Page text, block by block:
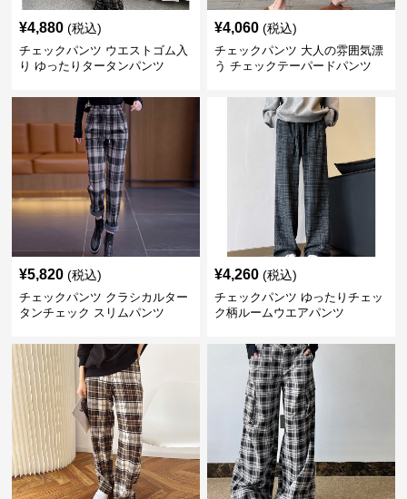
¥4,880 (税込)
チェックパンツ ウエストゴム入
り ゆったりタータンパンツ
¥4,060 (税込)
チェックパンツ 大人の雰囲気漂
う チェックテーパードパンツ
¥5,820 (税込)
チェックパンツ クラシカルター
タンチェック スリムパンツ
¥4,260 (税込)
チェックパンツ ゆったりチェッ
ク柄ルームウエアパンツ